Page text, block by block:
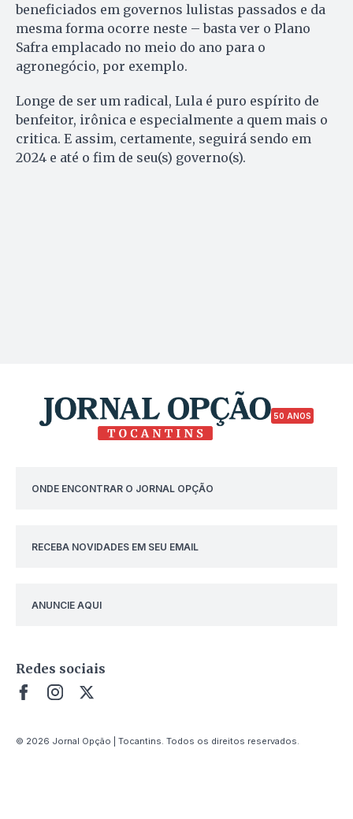
beneficiados em governos lulistas passados e da
mesma forma ocorre neste – basta ver o Plano
Safra emplacado no meio do ano para o
agronegócio, por exemplo.
Longe de ser um radical, Lula é puro espírito de
benfeitor, irônica e especialmente a quem mais o
critica. E assim, certamente, seguirá sendo em
2024 e até o fim de seu(s) governo(s).
50 ANOS
ONDE ENCONTRAR O JORNAL OPÇÃO
RECEBA NOVIDADES EM SEU EMAIL
ANUNCIE AQUI
Redes sociais
© 2026 Jornal Opção | Tocantins. Todos os direitos reservados.